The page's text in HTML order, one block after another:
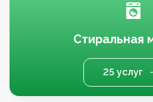
Стиральная
25 услуг